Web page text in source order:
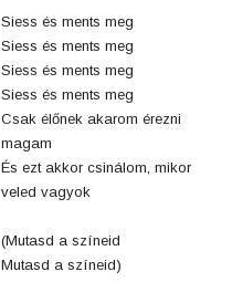
Siess és ments meg
Siess és ments meg
Siess és ments meg
Siess és ments meg
Csak élőnek akarom érezni
magam
És ezt akkor csinálom, mikor
veled vagyok
(Mutasd a színeid
Mutasd a színeid)